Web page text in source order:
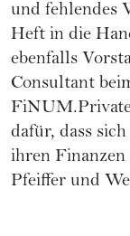
und fehlendes
Heft in die
ebenfalls
Consultant
dafür, dass
ihren Finanzen
Pfeiffer und